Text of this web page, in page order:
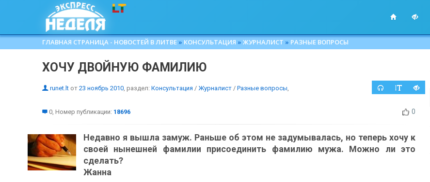
ГЛАВНАЯ СТРАНИЦА - НОВОСТЕЙ В ЛИТВЕ » КОНСУЛЬТАЦИЯ » ЖУРНАЛИСТ » РАЗНЫЕ ВОПРОСЫ
ХОЧУ ДВОЙНУЮ ФАМИЛИЮ
runet.lt от 23 ноябрь 2010, раздел: Консультация / Журналист / Разные вопросы,
0, Номер публикации: 18696 0
Недавно я вышла замуж. Раньше об этом не задумывалась, но теперь хочу к
своей нынешней фамилии присоединить фамилию мужа. Можно ли это
сделать?
Жанна